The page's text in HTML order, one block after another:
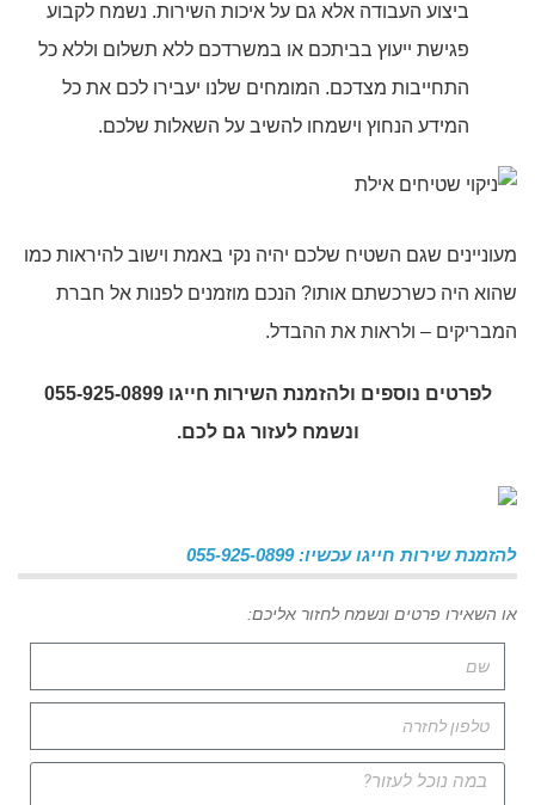
ביצוע העבודה אלא גם על איכות השירות. נשמח לקבוע
פגישת ייעוץ בביתכם או במשרדכם ללא תשלום וללא כל
התחייבות מצדכם. המומחים שלנו יעבירו לכם את כל
המידע הנחוץ וישמחו להשיב על השאלות שלכם.
מעוניינים שגם השטיח שלכם יהיה נקי באמת וישוב להיראות כמו
שהוא היה כשרכשתם אותו? הנכם מוזמנים לפנות אל חברת
המבריקים – ולראות את ההבדל.
לפרטים נוספים ולהזמנת השירות חייגו055-925-0899
ונשמחלעזור גם לכם.
להזמנת שירות חייגו עכשיו: 055-925-0899
או השאירו פרטים ונשמח לחזור אליכם: